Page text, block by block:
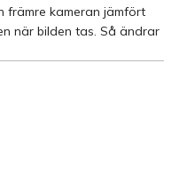
främre kameran jämfört
när bilden tas. Så ändrar